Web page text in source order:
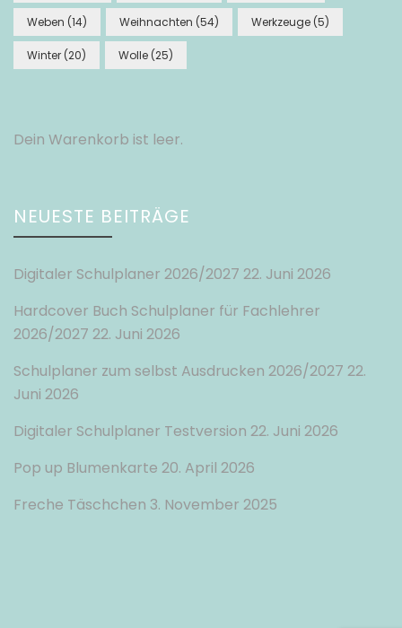
Weben (14) Weihnachten (54) Werkzeuge (5)
Winter (20) Wolle (25)
Dein Warenkorb ist leer.
NEUESTE BEITRÄGE
Digitaler Schulplaner 2026/2027 22. Juni 2026
Hardcover Buch Schulplaner für Fachlehrer
2026/2027 22. Juni 2026
Schulplaner zum selbst Ausdrucken 2026/2027 22.
Juni 2026
Digitaler Schulplaner Testversion 22. Juni 2026
Pop up Blumenkarte 20. April 2026
Freche Täschchen 3. November 2025